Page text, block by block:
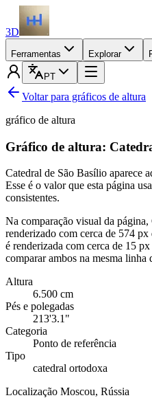
3D
Ferramentas Explorar
PT
Voltar para gráficos de altura
gráfico de altura
Gráfico de altura:
Catedral de São Basílio aparece
Esse é o valor que esta página
consistentes.
Na comparação visual da
renderizado com cerca de 574 px
é renderizada com cerca de 15
comparar ambos na mesma linha
Altura
6.500 cm
Pés e polegadas
213'3.1"
Categoria
Ponto de referência
Tipo
catedral ortodoxa
Localização Moscou, Rússia